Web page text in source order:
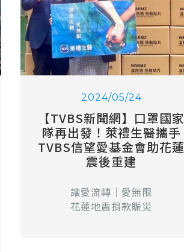
2024/05/24
【TVBS新聞網】口罩國家
隊再出發！萊禮生醫攜手
TVBS信望愛基金會助花蓮
震後重建
讓愛流轉｜愛無限
花蓮地震捐款賑災